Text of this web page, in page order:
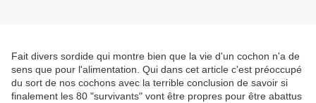
Fait divers sordide qui montre bien que la vie d'un cochon n'a de
sens que pour l'alimentation. Qui dans cet article c'est préoccupé
du sort de nos cochons avec la terrible conclusion de savoir si
finalement les 80 "survivants" vont être propres pour être abattus